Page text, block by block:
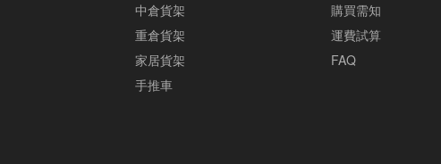
中倉貨架
重倉貨架
家居貨架
手推車
購買需知
運費試算
FAQ